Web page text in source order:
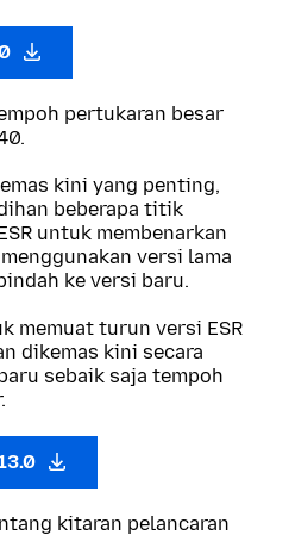
pertukaran besar
kini yang penting,
beberapa titik
untuk membenarkan
versi lama
ke versi baru.
memuat turun versi ESR
dikemas kini secara
sebaik saja tempoh
kitaran pelancaran